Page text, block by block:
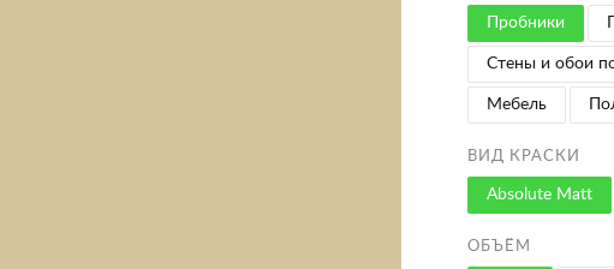
Пробники
Стены и обои
Мебель
ВИД КРАСКИ
Absolute Matt
ОБЪЁМ